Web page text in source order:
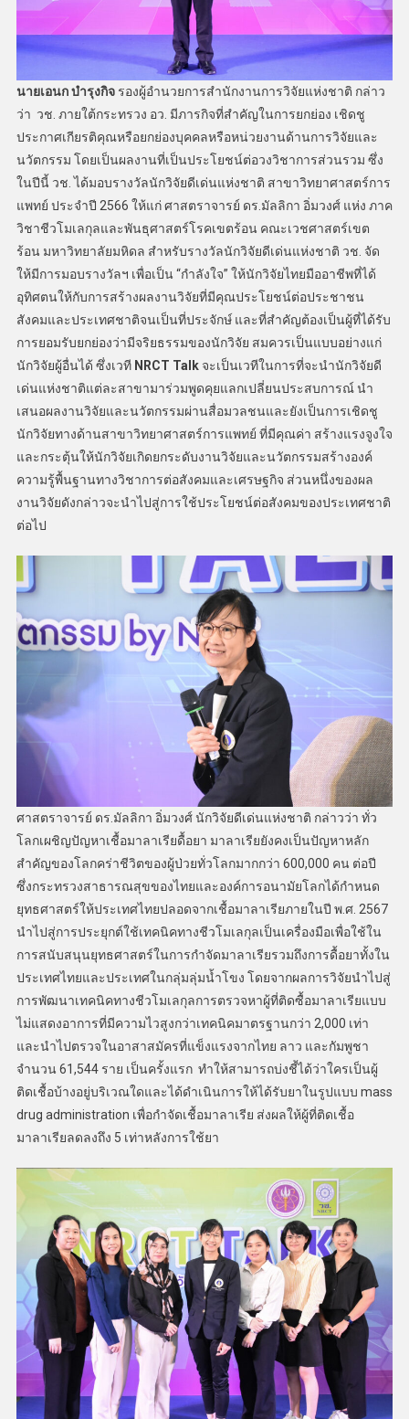
นายเอนก บำรุงกิจรองผู้อำนวยการสำนักงานการวิจัยแห่งชาติ กล่าว
ว่า วช. ภายใต้กระทรวง อว. มีภารกิจที่สำคัญในการยกย่อง เชิดชู
ประกาศเกียรติคุณหรือยกย่องบุคคลหรือหน่วยงานด้านการวิจัยและ
นวัตกรรม โดยเป็นผลงานที่เป็นประโยชน์ต่อวงวิชาการส่วนรวม ซึ่ง
ในปีนี้ วช. ได้มอบรางวัลนักวิจัยดีเด่นแห่งชาติ สาขาวิทยาศาสตร์การ
แพทย์ ประจำปี 2566 ให้แก่ ศาสตราจารย์ ดร.มัลลิกา อิ่มวงศ์ แห่ง ภาค
วิชาชีวโมเลกุลและพันธุศาสตร์โรคเขตร้อน คณะเวชศาสตร์เขต
ร้อน มหาวิทยาลัยมหิดล สำหรับรางวัลนักวิจัยดีเด่นแห่งชาติ วช. จัด
ให้มีการมอบรางวัลฯ เพื่อเป็น “กำลังใจ” ให้นักวิจัยไทยมืออาชีพที่ได้
อุทิศตนให้กับการสร้างผลงานวิจัยที่มีคุณประโยชน์ต่อประชาชน
สังคมและประเทศชาติจนเป็นที่ประจักษ์ และที่สำคัญต้องเป็นผู้ที่ได้รับ
การยอมรับยกย่องว่ามีจริยธรรมของนักวิจัย สมควรเป็นแบบอย่างแก่
นักวิจัยผู้อื่นได้ ซึ่งเวที NRCT Talk จะเป็นเวทีในการที่จะนำนักวิจัยดี
เด่นแห่งชาติแต่ละสาขามาร่วมพูดคุยแลกเปลี่ยนประสบการณ์ นำ
เสนอผลงานวิจัยและนวัตกรรมผ่านสื่อมวลชนและยังเป็นการเชิดชู
นักวิจัยทางด้านสาขาวิทยาศาสตร์การแพทย์ ที่มีคุณค่า สร้างแรงจูงใจ
และกระตุ้นให้นักวิจัยเกิดยกระดับงานวิจัยและนวัตกรรมสร้างองค์
ความรู้พื้นฐานทางวิชาการต่อสังคมและเศรษฐกิจ ส่วนหนึ่งของผล
งานวิจัยดังกล่าวจะนำไปสู่การใช้ประโยชน์ต่อสังคมของประเทศชาติ
ต่อไป
ศาสตราจารย์ ดร.มัลลิกา อิ่มวงศ์ นักวิจัยดีเด่นแห่งชาติ กล่าวว่า ทั่ว
โลกเผชิญปัญหาเชื้อมาลาเรียดื้อยา มาลาเรียยังคงเป็นปัญหาหลัก
สำคัญของโลกคร่าชีวิตของผู้ป่วยทั่วโลกมากกว่า 600,000 คน ต่อปี
ซึ่งกระทรวงสาธารณสุขของไทยและองค์การอนามัยโลกได้กำหนด
ยุทธศาสตร์ให้ประเทศไทยปลอดจากเชื้อมาลาเรียภายในปี พ.ศ. 2567
นำไปสู่การประยุกต์ใช้เทคนิคทางชีวโมเลกุลเป็นเครื่องมือเพื่อใช้ใน
การสนับสนุนยุทธศาสตร์ในการกำจัดมาลาเรียรวมถึงการดื้อยาทั้งใน
ประเทศไทยและประเทศในกลุ่มลุ่มน้ำโขง โดยจากผลการวิจัยนำไปสู่
การพัฒนาเทคนิคทางชีวโมเลกุลการตรวจหาผู้ที่ติดซื้อมาลาเรียแบบ
ไม่แสดงอาการที่มีความไวสูงกว่าเทคนิคมาตรฐานกว่า 2,000 เท่า
และนำไปตรวจในอาสาสมัครที่แข็งแรงจากไทย ลาว และกัมพูชา
จำนวน 61,544 ราย เป็นครั้งแรก ทำให้สามารถบ่งชี้ได้ว่าใครเป็นผู้
ติดเชื้อบ้างอยู่บริเวณใดและได้ดำเนินการให้ได้รับยาในรูปแบบ mass
drug administration เพื่อกำจัดเชื้อมาลาเรีย ส่งผลให้ผู้ที่ติดเชื้อ
มาลาเรียลดลงถึง 5 เท่าหลังการใช้ยา